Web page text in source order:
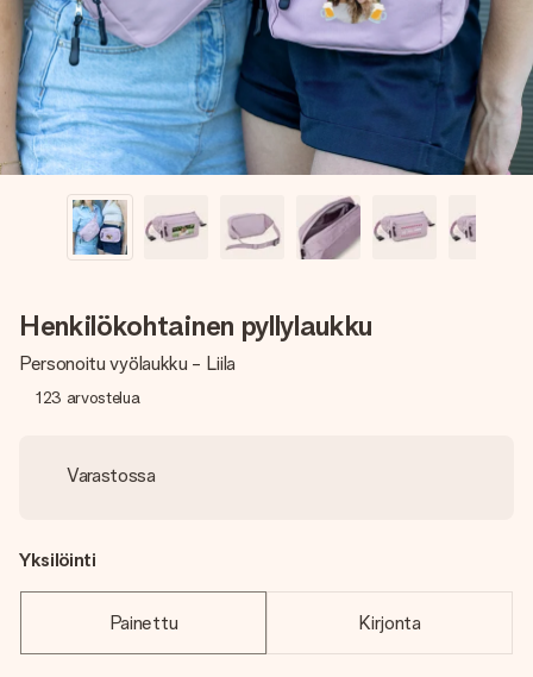
Henkilökohtainen pyllylaukku
Personoitu vyölaukku - Liila
123 arvostelua
Varastossa
Yksilöinti
Painettu Kirjonta